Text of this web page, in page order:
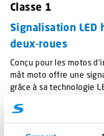
Classe 1
Signalisation
deux-roues
Conçu pour les motos
mât moto offre une
grâce à sa technologie
à 1270 mm. Fixation
Idéal pour les deux-